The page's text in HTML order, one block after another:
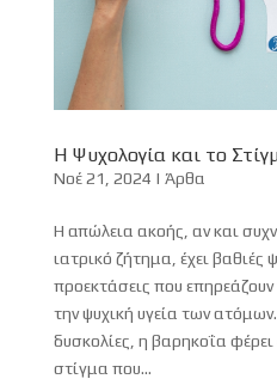
Η Ψυχολογία και το
Νοέ 21, 2024 | Άρθα
Η απώλεια ακοής, αν και
ιατρικό ζήτημα, έχει βαθιές
προεκτάσεις που
την ψυχική υγεία των
δυσκολίες, η βαρηκοΐα φέρει
στίγμα που...